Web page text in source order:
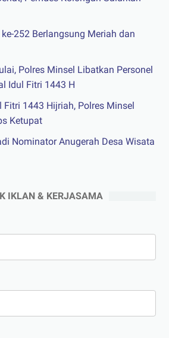
252 Berlangsung Meriah dan
Polres Minsel Libatkan Personel
Idul Fitri 1443 H
1443 Hijriah, Polres Minsel
Ketupat
Nominator Anugerah Desa Wisata
IKLAN & KERJASAMA